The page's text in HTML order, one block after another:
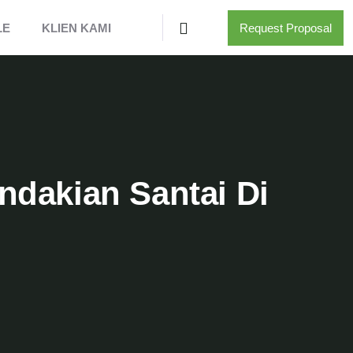
KLIEN KAMI Request Proposal
Santai Di